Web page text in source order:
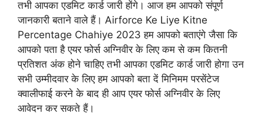
तभी आपका एडमिट कार्ड जारी होंगे। आज हम आपको संपूर्ण
जानकारी बताने वाले हैं। Airforce Ke Liye Kitne
Percentage Chahiye 2023 हम आपको बताएंगे जैसा कि
आपको पता है एयर फोर्स अग्निवीर के लिए कम से कम कितनी
प्रतिशत अंक होने चाहिए तभी आपका एडमिट कार्ड जारी होगा उन
सभी उम्मीदवार के लिए हम आपको बता दें मिनिमम परसेंटेज
क्वालीफाई करने के बाद ही आप एयर फोर्स अग्निवीर के लिए
आवेदन कर सकते हैं।